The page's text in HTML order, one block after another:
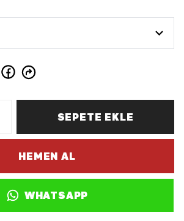
SEPETE EKLE
HEMEN AL
WHATSAPP